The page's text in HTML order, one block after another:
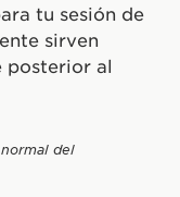
tu sesión de
sirven
posterior al
del